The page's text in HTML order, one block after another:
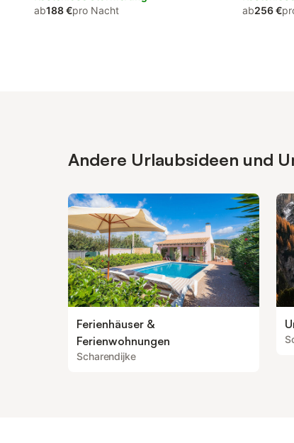
ab188 €pro Nacht
ab256 €
Andere Urlaubsideen und
Ferienhäuser &
Ferienwohnungen
Scharendijke